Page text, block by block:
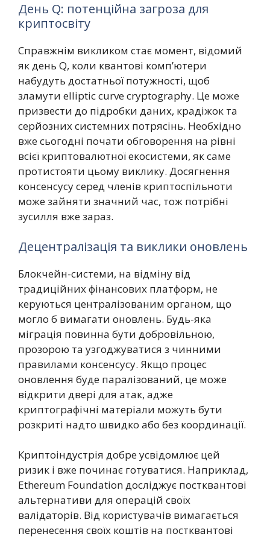
День Q: потенційна загроза для
криптосвіту
Справжнім викликом стає момент, відомий
як день Q, коли квантові комп’ютери
набудуть достатньої потужності, щоб
зламути elliptic curve cryptography. Це може
призвести до підробки даних, крадіжок та
серйозних системних потрясінь. Необхідно
вже сьогодні почати обговорення на рівні
всієї криптовалютної екосистеми, як саме
протистояти цьому виклику. Досягнення
консенсусу серед членів криптоспільноти
може зайняти значний час, тож потрібні
зусилля вже зараз.
Децентралізація та виклики оновлень
Блокчейн-системи, на відміну від
традиційних фінансових платформ, не
керуються централізованим органом, що
могло б вимагати оновлень. Будь-яка
міграція повинна бути добровільною,
прозорою та узгоджуватися з чинними
правилами консенсусу. Якщо процес
оновлення буде паралізований, це може
відкрити двері для атак, адже
криптографічні матеріали можуть бути
розкриті надто швидко або без координації.
Криптоіндустрія добре усвідомлює цей
ризик і вже починає готуватися. Наприклад,
Ethereum Foundation досліджує постквантові
альтернативи для операцій своїх
валідаторів. Від користувачів вимагається
перенесення своїх коштів на постквантові